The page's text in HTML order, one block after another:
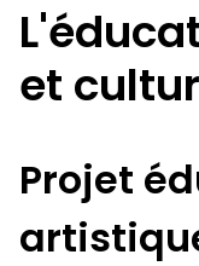
et
Projet